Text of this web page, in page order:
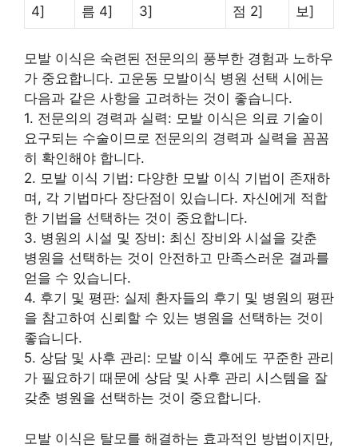
4]
름 4]
3]
점 2]
보]
모발 이식은 숙련된 전문의의 풍부한 경험과 노하우
가 중요합니다. 고운동 모발이식 병원 선택 시에는
다음과 같은 사항을 고려하는 것이 좋습니다.
1. 전문의의 경력과 실력: 모발 이식은 의료 기술이
요구되는 수술이므로 전문의의 경력과 실력을 꼼꼼
히 확인해야 합니다.
2. 모발 이식 기법: 다양한 모발 이식 기법이 존재하
며, 각 기법마다 장단점이 있습니다. 자신에게 적합
한 기법을 선택하는 것이 중요합니다.
3. 병원의 시설 및 장비: 최신 장비와 시설을 갖춘
병원을 선택하는 것이 안전하고 만족스러운 결과를
얻을 수 있습니다.
4. 후기 및 평판: 실제 환자들의 후기 및 병원의 평판
을 참고하여 신뢰할 수 있는 병원을 선택하는 것이
좋습니다.
5. 상담 및 사후 관리: 모발 이식 후에도 꾸준한 관리
가 필요하기 때문에 상담 및 사후 관리 시스템을 잘
갖춘 병원을 선택하는 것이 중요합니다.
모발 이식은 탈모를 해결하는 효과적인 방법이지만,